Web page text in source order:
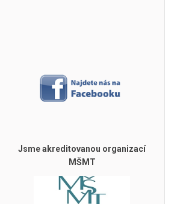
Jsme akreditovanou organizací
MŠMT